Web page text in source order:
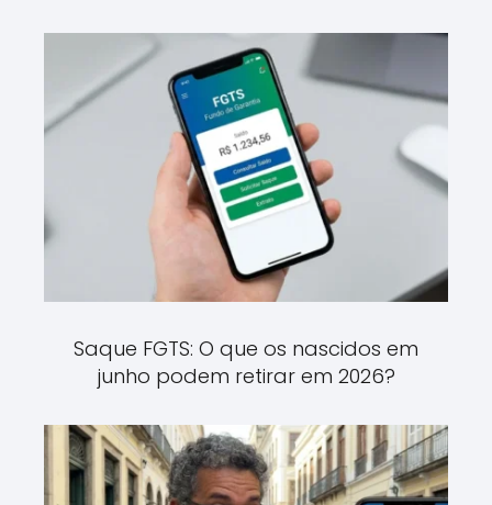
Saque FGTS: O que os nascidos em
junho podem retirar em 2026?